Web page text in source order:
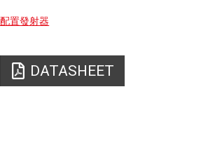
置發射器
DATASHEET